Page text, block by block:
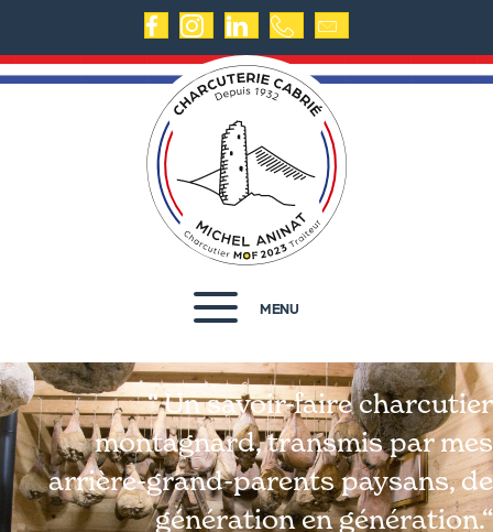
MENU
“ Un savoir-faire charcutier
montagnard, transmis par mes
arrière-grand-parents paysans, de
génération en génération.“